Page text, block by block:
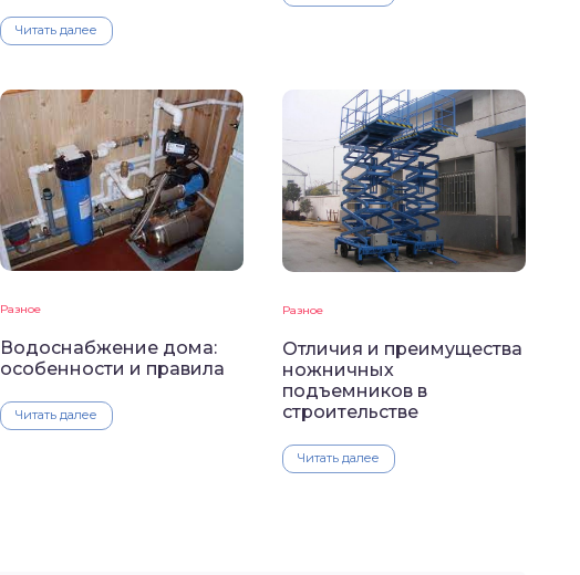
Читать далее
Разное
Водоснабжение дома:
особенности и правила
Читать далее
Разное
Отличия и преимущества
ножничных
подъемников в
строительстве
Читать далее